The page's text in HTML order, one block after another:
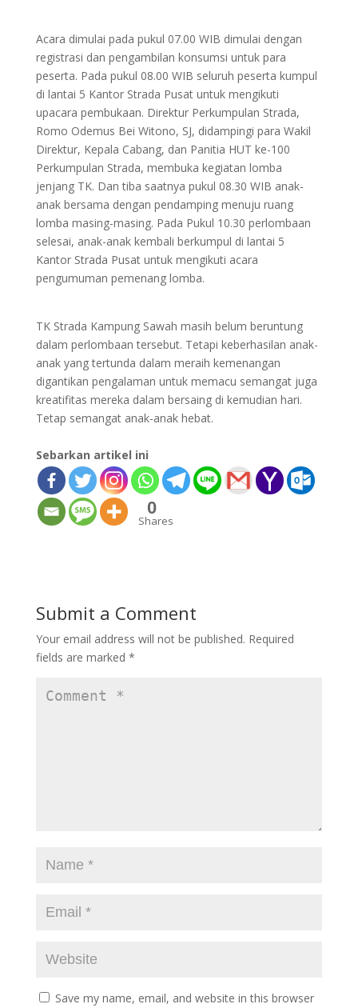
Acara dimulai pada pukul 07.00 WIB dimulai dengan
registrasi dan pengambilan konsumsi untuk para
peserta. Pada pukul 08.00 WIB seluruh peserta kumpul
di lantai 5 Kantor Strada Pusat untuk mengikuti
upacara pembukaan. Direktur Perkumpulan Strada,
Romo Odemus Bei Witono, SJ, didampingi para Wakil
Direktur, Kepala Cabang, dan Panitia HUT ke-100
Perkumpulan Strada, membuka kegiatan lomba
jenjang TK. Dan tiba saatnya pukul 08.30 WIB anak-
anak bersama dengan pendamping menuju ruang
lomba masing-masing. Pada Pukul 10.30 perlombaan
selesai, anak-anak kembali berkumpul di lantai 5
Kantor Strada Pusat untuk mengikuti acara
pengumuman pemenang lomba.
TK Strada Kampung Sawah masih belum beruntung
dalam perlombaan tersebut. Tetapi keberhasilan anak-
anak yang tertunda dalam meraih kemenangan
digantikan pengalaman untuk memacu semangat juga
kreatifitas mereka dalam bersaing di kemudian hari.
Tetap semangat anak-anak hebat.
Sebarkan artikel ini
0
Shares
Submit a Comment
Your email address will not be published. Required
fields are marked *
Save my name, email, and website in this browser